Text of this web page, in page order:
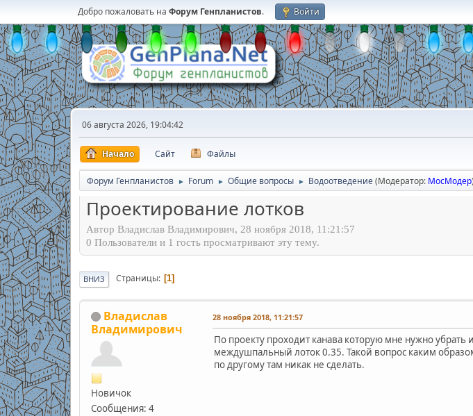
Добро пожаловать на Форум Генпланистов. Войти
06 августа 2026, 19:04:42
Начало Сайт Файлы
Форум Генпланистов ► Forum ► Общие вопросы ► Водоотведение(Модератор: МосМодер)
Проектирование лотков
Автор Владислав Владимирович, 28 ноября 2018, 11:21:57
0 Пользователи и 1 гость просматривают эту тему.
ВНИЗ Страницы 1
Владислав
Владимирович
Новичок
Сообщения: 4
28 ноября 2018, 11:21:57
По проекту проходит канава которую мне нужно
междушпальный лоток 0.35. Такой вопрос каким
по другому там никак не сделать.